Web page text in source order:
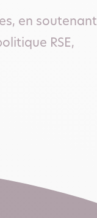
en soutenant
RSE,